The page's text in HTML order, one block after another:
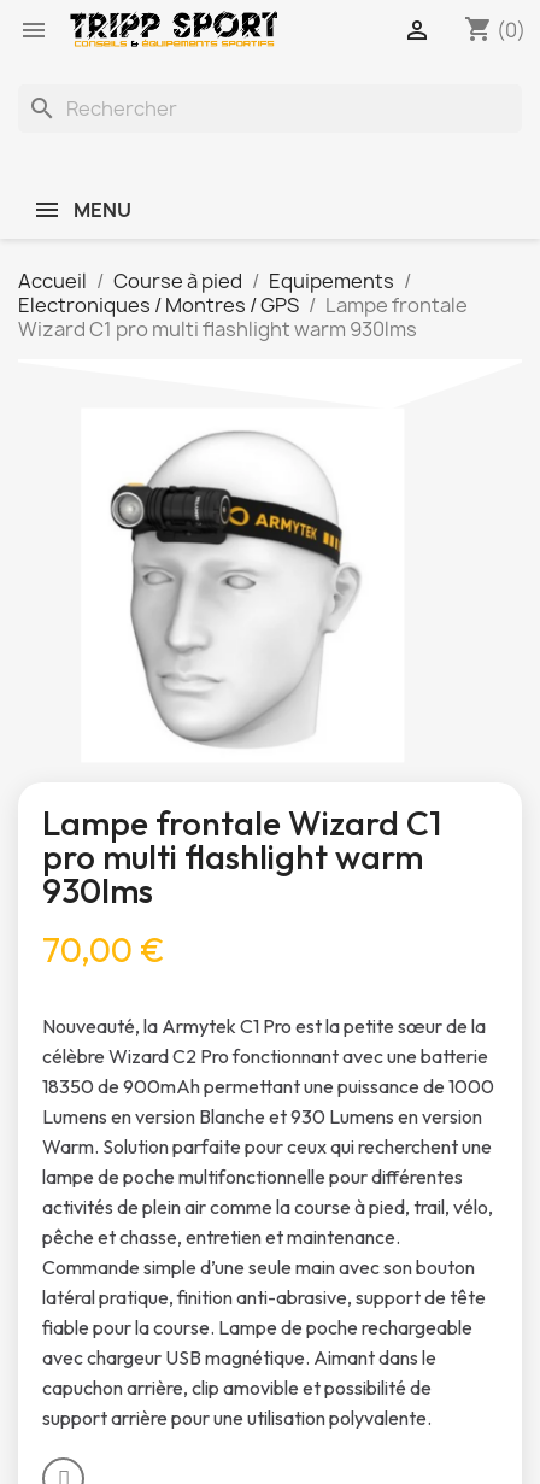
 shopping_cart (0)

search
MENU
Accueil Course à pied
Equipements
Electroniques / Montres / GPS
Lampe frontale
Wizard C1 pro multi flashlight warm 930lms
Lampe frontale Wizard C1
pro multi flashlight warm
930lms
70,00 €
Nouveauté, la Armytek C1 Pro est la petite sœur de la
célèbre Wizard C2 Pro fonctionnant avec une batterie
18350 de 900mAh permettant une puissance de 1000
Lumens en version Blanche et 930 Lumens en version
Warm. Solution parfaite pour ceux qui recherchent une
lampe de poche multifonctionnelle pour différentes
activités de plein air comme la course à pied, trail, vélo,
pêche et chasse, entretien et maintenance.
Commande simple d’une seule main avec son bouton
latéral pratique, finition anti-abrasive, support de tête
fiable pour la course. Lampe de poche rechargeable
avec chargeur USB magnétique. Aimant dans le
capuchon arrière, clip amovible et possibilité de
support arrière pour une utilisation polyvalente.